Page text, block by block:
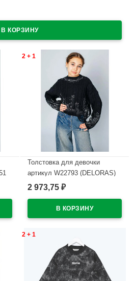
2 + 1
Толстовка для девочки
артикул W22793 (DELORAS)
размер цвет черный
2 973,75 ₽
2 + 1